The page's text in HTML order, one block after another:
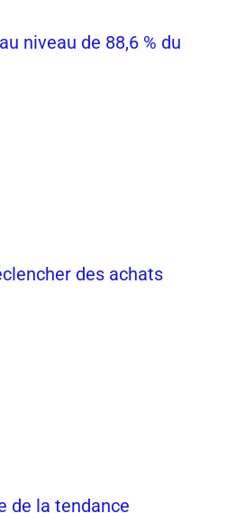
niveau de 88,6 % du
des achats
de la tendance